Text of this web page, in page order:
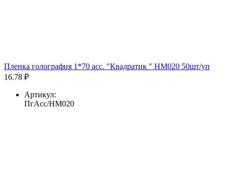
Пленка голография 1*70 асс. "Квадратик " HM020 50шт/уп
16.78 ₽
Артикул:
ПгАсс/HM020